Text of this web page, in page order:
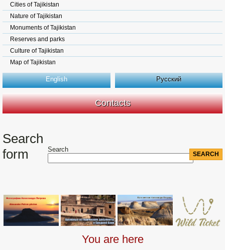
Cities of Tajikistan
Nature of Tajikistan
Monuments of Tajikistan
Reserves and parks
Culture of Tajikistan
Map of Tajikistan
English Русский
Contacts
Search
form
Search
You are here